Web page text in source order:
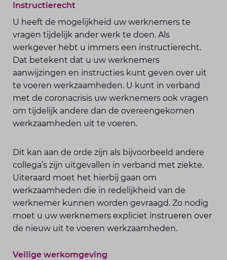
Instructierecht
U heeft de mogelijkheid uw werknemers te
vragen tijdelijk ander werk te doen. Als
werkgever hebt u immers een instructierecht.
Dat betekent dat u uw werknemers
aanwijzingen en instructies kunt geven over uit
te voeren werkzaamheden. U kunt in verband
met de coronacrisis uw werknemers ook vragen
om tijdelijk andere dan de overeengekomen
werkzaamheden uit te voeren.
Dit kan aan de orde zijn als bijvoorbeeld andere
collega’s zijn uitgevallen in verband met ziekte.
Uiteraard moet het hierbij gaan om
werkzaamheden die in redelijkheid van de
werknemer kunnen worden gevraagd. Zo nodig
moet u uw werknemers expliciet instrueren over
de nieuw uit te voeren werkzaamheden.
Veilige werkomgeving